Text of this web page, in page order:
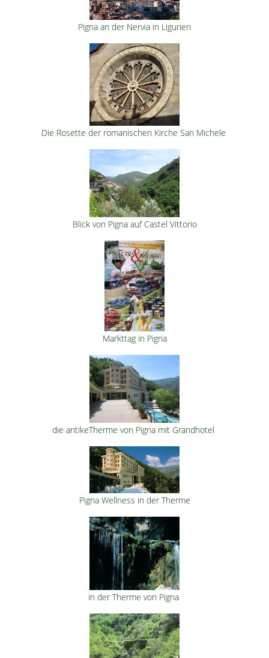
Pigna an der Nervia in Ligurien
Die Rosette der romanischen Kirche San Michele
Blick von Pigna auf Castel Vittorio
Markttag in Pigna
die antikeTherme von Pigna mit Grandhotel
Pigna Wellness in der Therme
in der Therme von Pigna